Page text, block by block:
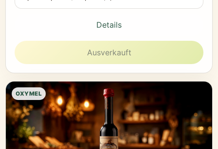
Details
Ausverkauft
OXYMEL